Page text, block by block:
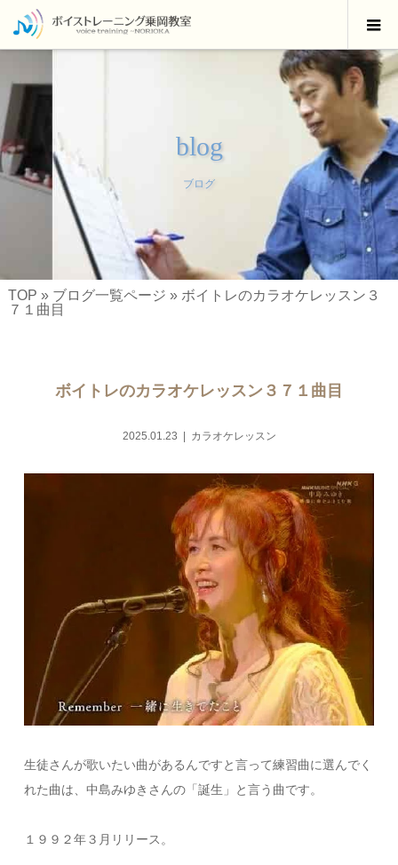
blog
ブログ
TOP » ブログ一覧ページ » ボイトレのカラオケレッスン３
７１曲目
ボイトレのカラオケレッスン３７１曲目
2025.01.23 カラオケレッスン
生徒さんが歌いたい曲があるんですと言って練習曲に選んでく
れた曲は、中島みゆきさんの「誕生」と言う曲です。
１９９２年３月リリース。